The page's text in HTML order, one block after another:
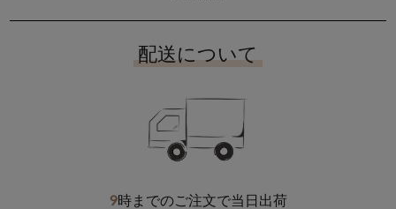
配送について
9時までのご注文で当日出荷